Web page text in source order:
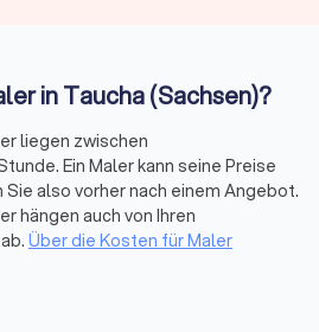
(Sachsen) suchen, finden Sie
potenzielle Unternehmen für Ihr
Sie den Prozess, indem Sie die
direkt über unser Portal vier
bei den Anbietern Ihrer Wahl
der Angebote entscheiden,
kommt.
Dienstleistung. Die Nutzung ist
Filter wie
in Taucha (Sachsen)?
liegen zwischen
Ein Maler kann seine Preise
also vorher nach einem Angebot.
hängen auch von Ihren
Über die Kosten für Maler